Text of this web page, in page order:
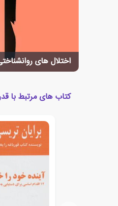
اختلال های
کتاب های مرتبط با